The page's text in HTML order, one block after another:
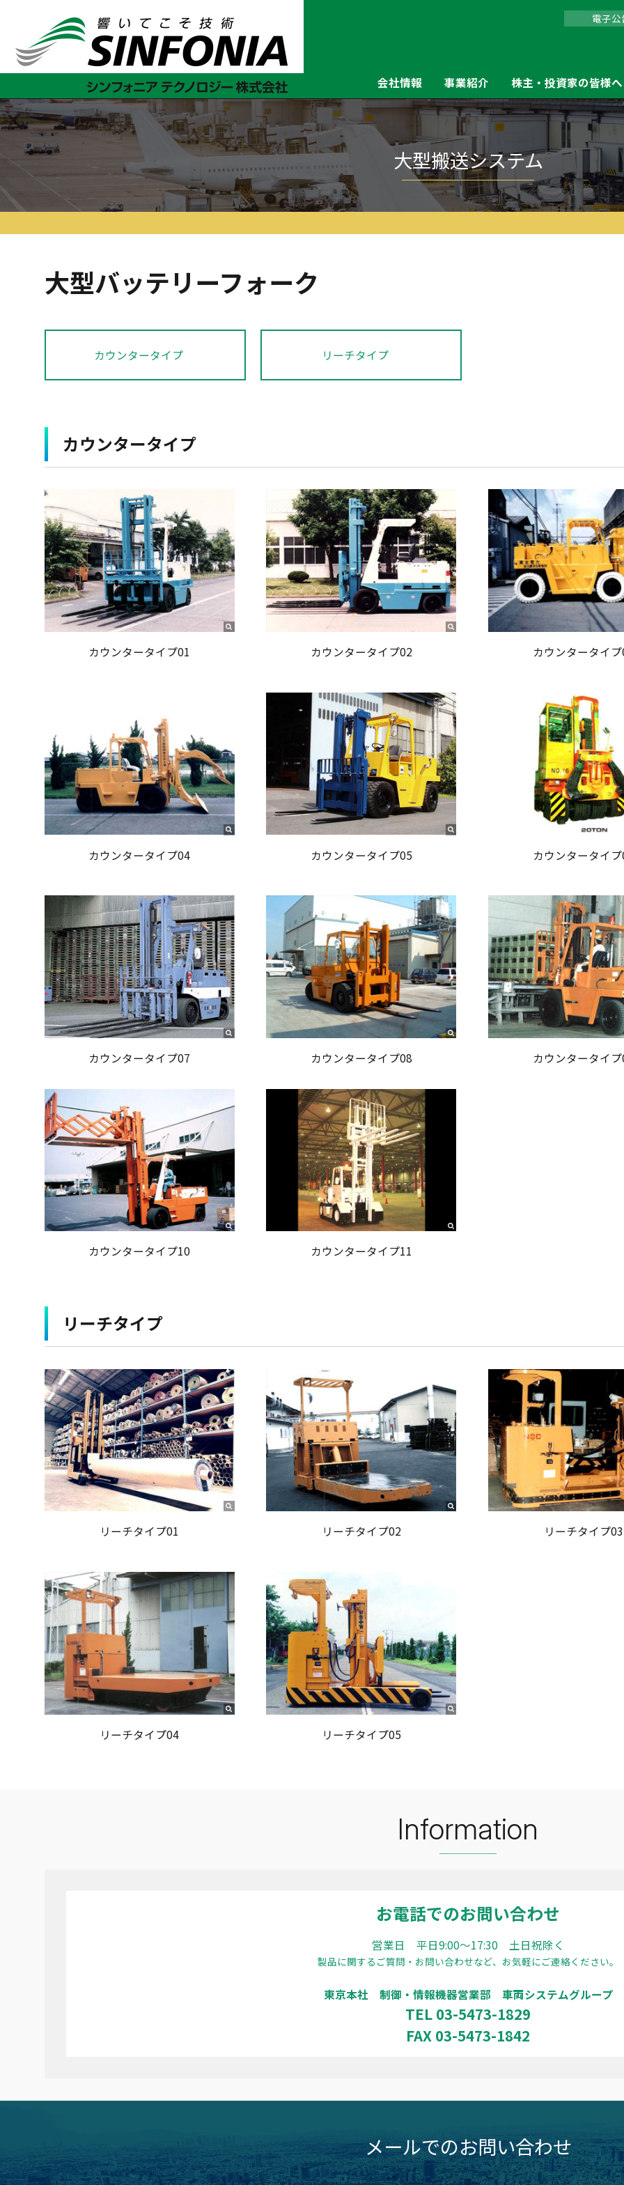
会社情報 事業紹介 株主・投資家の皆様へ
電子公
大型搬送システム IV 産業車輛 大型バッテリーフォーク
大型搬送システム
大型バッテリーフォーク
カウンタータイプ リーチタイプ
カウンタータイプ
カウンタータイプ01 カウンタータイプ02 カウンタータイ
カウンタータイプ04 カウンタータイプ05 カウンタータイ
カウンタータイプ07 カウンタータイプ08 カウンタータイ
カウンタータイプ10 カウンタータイプ11
リーチタイプ
リーチタイプ01 リーチタイプ02 リーチタイプ03
リーチタイプ04 リーチタイプ05
Information
お電話でのお問い合わせ
営業日 平日9:00〜17:30 土日祝除く
製品に関するご質問・お問い合わせなど、お気軽にご連絡ください。
東京本社 制御・情報機器営業部 車両システムグループ
TEL 03-5473-1829
FAX 03-5473-1842
メールでのお問い合わせ